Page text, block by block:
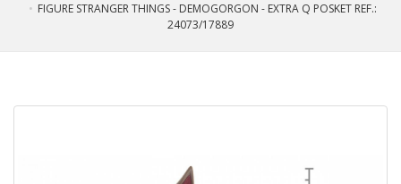
FIGURE STRANGER THINGS - DEMOGORGON - EXTRA Q POSKET REF.:
24073/17889